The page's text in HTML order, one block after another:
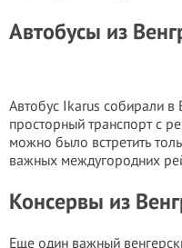
Автобусы из
Автобус Ikarus собирали
просторный транспорт с
можно было встретить
важных междугородних
Консервы из
Еще один важный